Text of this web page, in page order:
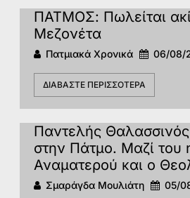
ΠΑΤΜΟΣ: Πωλείται
Μεζονέτα
Πατμιακά Χρονικά 06/08/
ΔΙΑΒΆΣΤΕ ΠΕΡΙΣΣΌΤΕΡΑ
Παντελής
στην Πάτμο. Μαζί του
Αναματερού και ο
Σμαράγδα Μουλιάτη 05/